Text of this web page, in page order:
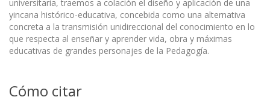
universitaria, traemos a colación el diseño y aplicación de una
yincana histórico-educativa, concebida como una alternativa
concreta a la transmisión unidireccional del conocimiento en lo
que respecta al enseñar y aprender vida, obra y máximas
educativas de grandes personajes de la Pedagogía.
Cómo citar